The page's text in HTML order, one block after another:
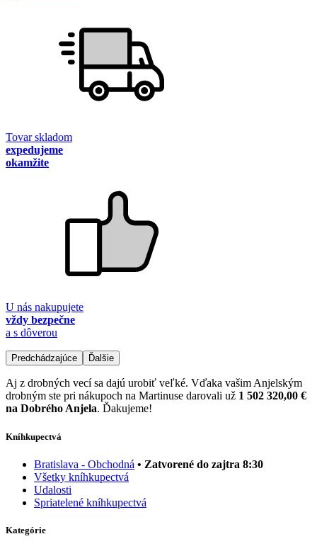
Tovar skladom
expedujeme
okamžite
U nás nakupujete
vždy bezpečne
a s dôverou
Predchádzajúce Ďalšie
Aj z drobných vecí sa dajú urobiť veľké. Vďaka vašim Anjelským
drobným ste pri nákupoch na Martinuse darovali už 1 502 320,00 €
na Dobrého Anjela. Ďakujeme!
Kníhkupectvá
Bratislava - Obchodná • Zatvorené do zajtra 8:30
Všetky kníhkupectvá
Udalosti
Spriatelené kníhkupectvá
Kategórie